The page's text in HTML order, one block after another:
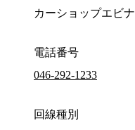
カーショップエビナ
電話番号
046-292-1233
回線種別